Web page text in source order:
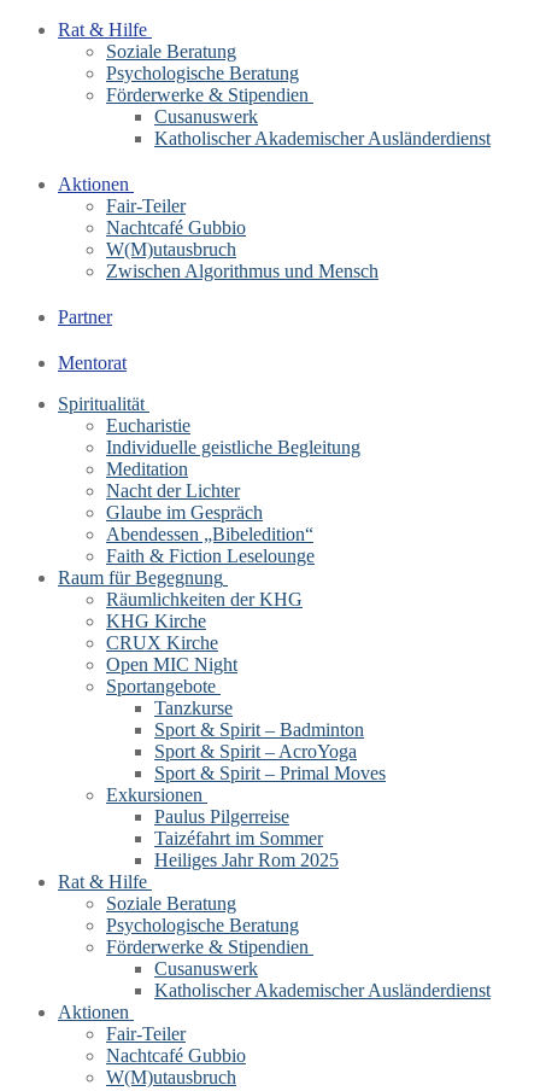
Rat & Hilfe
Soziale Beratung
Psychologische Beratung
Förderwerke & Stipendien
Cusanuswerk
Katholischer Akademischer Ausländerdienst
Aktionen
Fair-Teiler
Nachtcafé Gubbio
W(M)utausbruch
Zwischen Algorithmus und Mensch
Partner
Mentorat
Spiritualität
Eucharistie
Individuelle geistliche Begleitung
Meditation
Nacht der Lichter
Glaube im Gespräch
Abendessen „Bibeledition“
Faith & Fiction Leselounge
Raum für Begegnung
Räumlichkeiten der KHG
KHG Kirche
CRUX Kirche
Open MIC Night
Sportangebote
Tanzkurse
Sport & Spirit – Badminton
Sport & Spirit – AcroYoga
Sport & Spirit – Primal Moves
Exkursionen
Paulus Pilgerreise
Taizéfahrt im Sommer
Heiliges Jahr Rom 2025
Rat & Hilfe
Soziale Beratung
Psychologische Beratung
Förderwerke & Stipendien
Cusanuswerk
Katholischer Akademischer Ausländerdienst
Aktionen
Fair-Teiler
Nachtcafé Gubbio
W(M)utausbruch